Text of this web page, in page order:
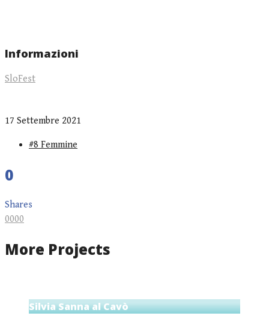
Informazioni
SloFest
17 Settembre 2021
#8 Femmine
0
Shares
0000
More Projects
Silvia Sanna al Cavò